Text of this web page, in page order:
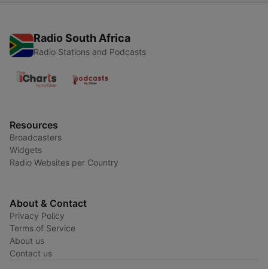
Radio South Africa
Radio Stations and Podcasts
Resources
Broadcasters
Widgets
Radio Websites per Country
About & Contact
Privacy Policy
Terms of Service
About us
Contact us